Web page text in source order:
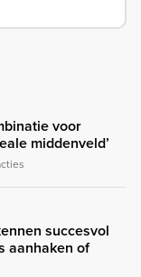
voor
middenveld’
succesvol
aanhaken of